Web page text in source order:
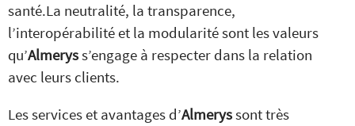
santé.La neutralité, la transparence,
l’interopérabilité et la modularité sont les valeurs
qu’Almeryss’engage à respecter dans la relation
avec leurs clients.
Les services et avantages d’Almeryssont très